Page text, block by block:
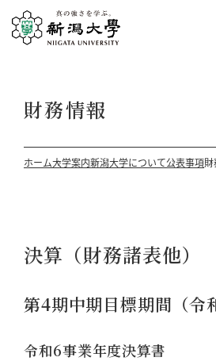
財務情報
ホーム大学案内新潟大学について公表事項
決算（財務諸表他）
第4期中期目標期間（令
令和6事業年度決算書